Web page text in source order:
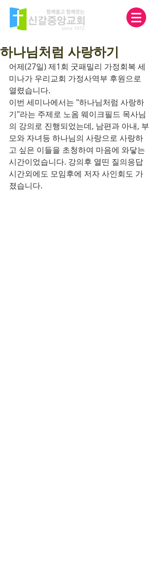
하나님처럼 사랑하기
어제(27일) 제1회 굿패밀리 가정회복 세
미나가 우리교회 가정사역부 후원으로
열렸습니다.
이번 세미나에서는 "하나님처럼 사랑하
기"라는 주제로 노옴 웨이크필드 목사님
의 강의로 진행되었는데, 남편과 아내, 부
모와 자녀등 하나님의 사랑으로 사랑하
고 싶은 이들을 초청하여 마음에 와닿는
시간이었습니다. 강의후 열띤 질의응답
시간외에도 모임후에 저자 사인회도 가
졌습니다.